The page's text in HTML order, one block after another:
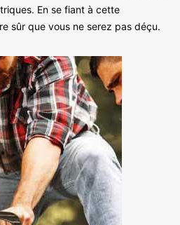
En se fiant à cette
sûr que vous ne serez pas déçu.